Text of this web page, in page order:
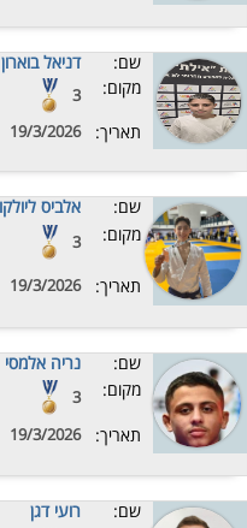
שם: דניאל בוארון
מקום: 3
תאריך: 19/3/2026
שם: אלביס ליולקו
מקום: 3
תאריך: 19/3/2026
שם: נריה אלמסי
מקום: 3
תאריך: 19/3/2026
שם: רועי דגן